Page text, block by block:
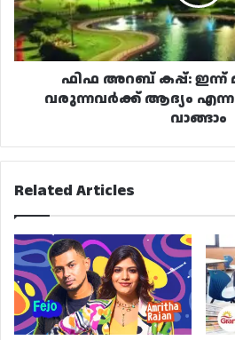
വരുന്നവർക്ക്
ആദ്യം
എന്ന
നിലയിൽ
ടിക്കറ്റ്
ഫിഫ അറബ് കപ്പ്:
വരുന്നവർക്ക് ആദ്യം എന്ന
വാങ്ങാം
Related Articles